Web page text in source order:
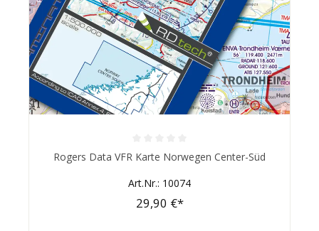
Durchschnittliche Bewertung von 0 von 5 Sternen
Rogers Data VFR Karte Norwegen Center-Süd
Art.Nr.: 10074
29,90 €*